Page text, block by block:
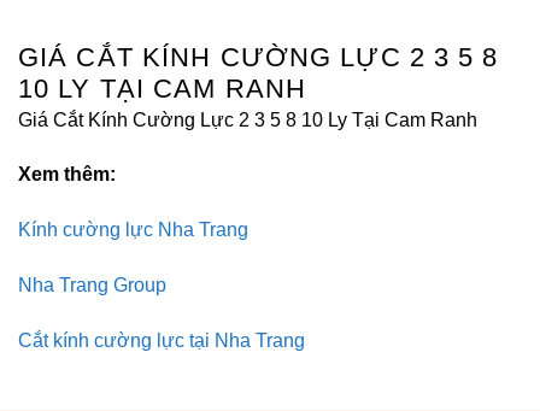
GIÁ CẮT KÍNH CƯỜNG LỰC 2 3 5 8
10 LY TẠI CAM RANH
Giá Cắt Kính Cường Lực 2 3 5 8 10 Ly Tại Cam Ranh
Xem thêm:
Kính cường lực Nha Trang
Nha Trang Group
Cắt kính cường lực tại Nha Trang